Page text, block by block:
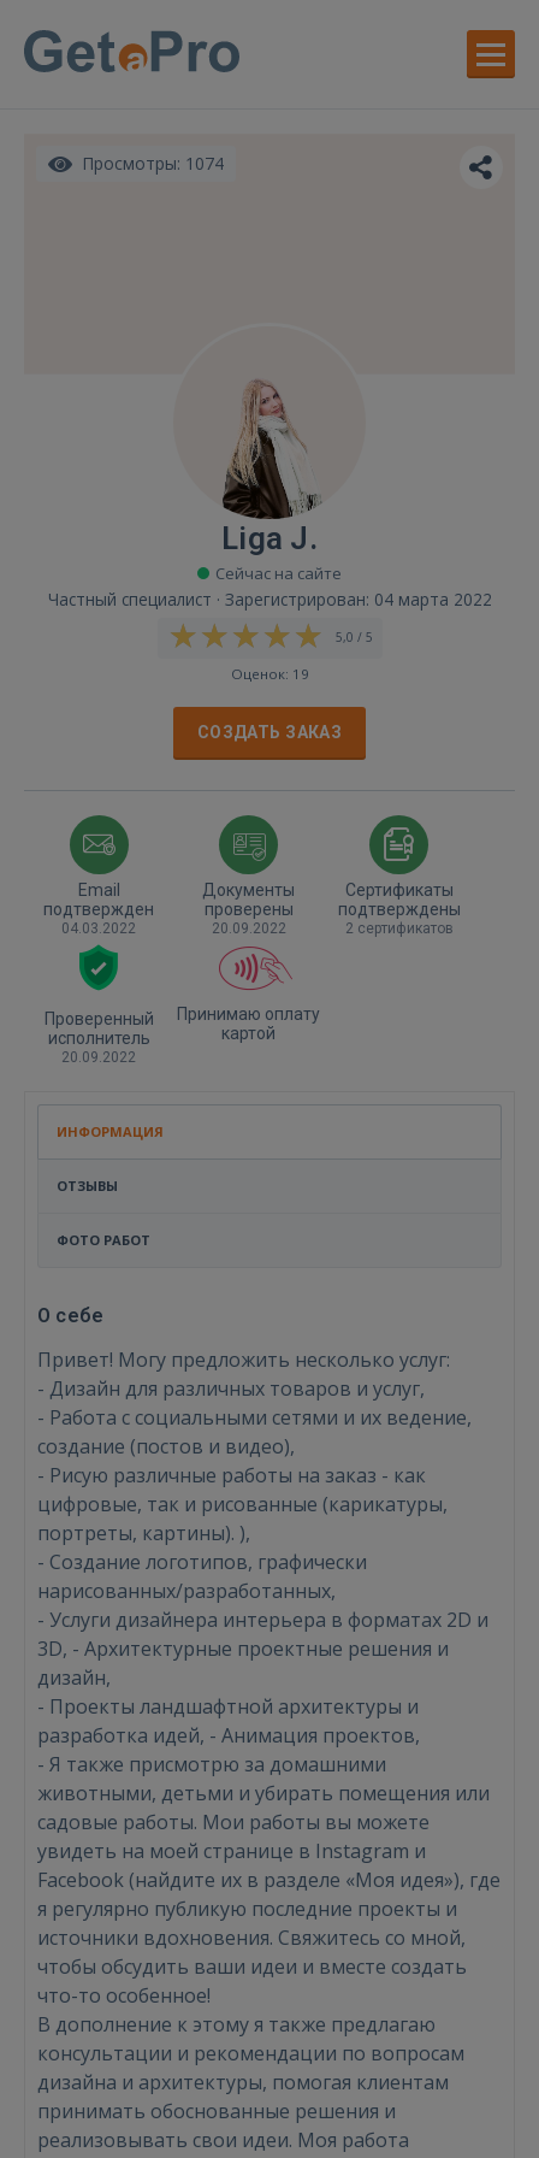
Просмотры: 1074
Liga J.
Сейчас на сайте
Частный специалист · Зарегистрирован: 04 марта 2022
5,0 / 5
Оценок: 19
СОЗДАТЬ ЗАКАЗ
Email
подтвержден
04.03.2022
Документы
проверены
20.09.2022
Сертификаты
подтверждены
2 сертификатов
Проверенный
исполнитель
20.09.2022
Принимаю оплату
картой
ИНФОРМАЦИЯ
ОТЗЫВЫ
ФОТО РАБОТ
О себе
Привет! Могу предложить несколько услуг:
- Дизайн для различных товаров и услуг,
- Работа с социальными сетями и их ведение,
создание (постов и видео),
- Рисую различные работы на заказ - как
цифровые, так и рисованные (карикатуры,
портреты, картины). ),
- Создание логотипов, графически
нарисованных/разработанных,
- Услуги дизайнера интерьера в форматах 2D и
3D, - Архитектурные проектные решения и
дизайн,
- Проекты ландшафтной архитектуры и
разработка идей, - Анимация проектов,
- Я также присмотрю за домашними
животными, детьми и убирать помещения или
садовые работы. Мои работы вы можете
увидеть на моей странице в Instagram и
Facebook (найдите их в разделе «Моя идея»), где
я регулярно публикую последние проекты и
источники вдохновения. Свяжитесь со мной,
чтобы обсудить ваши идеи и вместе создать
что-то особенное!
В дополнение к этому я также предлагаю
консультации и рекомендации по вопросам
дизайна и архитектуры, помогая клиентам
принимать обоснованные решения и
реализовывать свои идеи. Моя работа